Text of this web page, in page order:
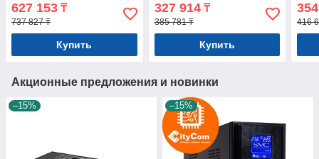
627 153 ₸
737 827 ₸
Купить
окружающей среды
327 914₸
385 781 ₸
Купить
416
Акционные предложения и новинки
–15% –15%